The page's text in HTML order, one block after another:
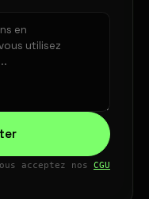
acceptez nos CGU